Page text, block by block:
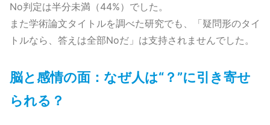
No判定は半分未満（44%）でした。
また学術論文タイトルを調べた研究でも、「疑問形のタイ
トルなら、答えは全部Noだ」は支持されませんでした。
脳と感情の面：なぜ人は“？”に引き寄せ
られる？